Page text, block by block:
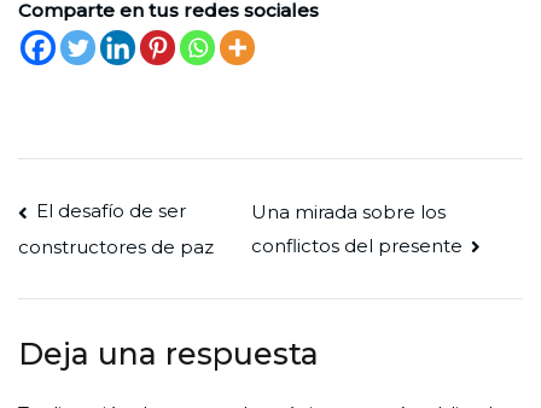
Comparte en tus redes sociales
Navegación
de
El desafío de ser
constructores de paz
Una mirada sobre los
conflictos del presente
Deja una respuesta